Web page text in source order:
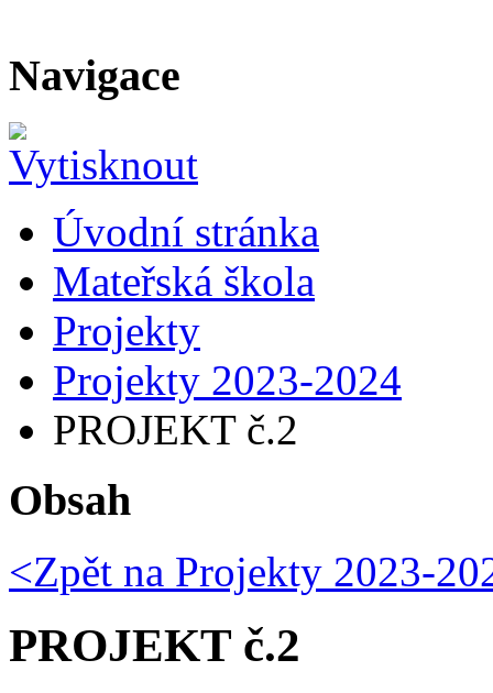
Navigace
Úvodní stránka
Mateřská škola
Projekty
Projekty 2023-2024
PROJEKT č.2
Obsah
<Zpět na Projekty 2023-
PROJEKT č.2